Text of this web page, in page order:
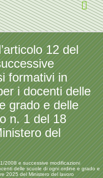
12 del
formativi in
i docenti delle
grado e delle
n. 1 del 18
del
2008 e successive modificazioni
delle scuole di ogni ordine e grado e
2025 del Ministero del lavoro